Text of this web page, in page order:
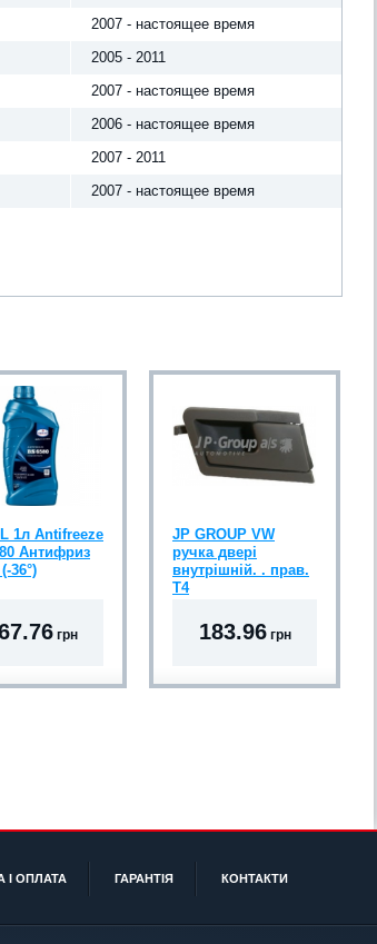
2007 - настоящее время
2005 - 2011
2007 - настоящее время
2006 - настоящее время
2007 - 2011
2007 - настоящее время
1л Antifreeze
Антифриз
36°)
грн
JP GROUP VW
ручка двері
внутрішній. . прав.
T4
183.96грн
І ОПЛАТА ГАРАНТІЯ КОНТАКТИ